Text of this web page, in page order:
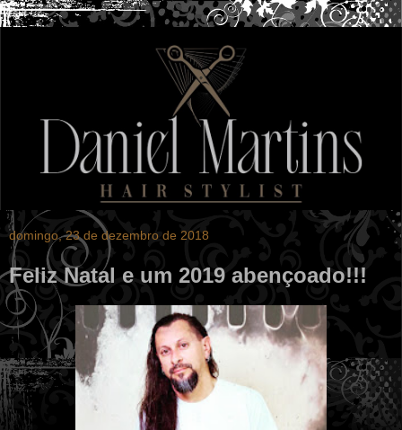
domingo, 23 de dezembro de 2018
Feliz Natal e um 2019 abençoado!!!